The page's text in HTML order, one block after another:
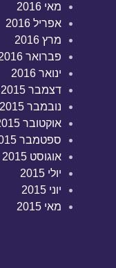
מאי 2016
אפריל 2016
מרץ 2016
פברואר 2016
ינואר 2016
דצמבר 2015
נובמבר 2015
אוקטובר 2015
ספטמבר 2015
אוגוסט 2015
יולי 2015
יוני 2015
מאי 2015